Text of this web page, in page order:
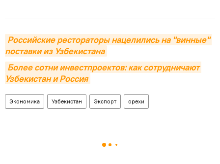
Российские рестораторы нацелились на "винные"
поставки из Узбекистана
Более сотни инвестпроектов: как сотрудничают
Узбекистан и Россия
Экономика Узбекистан Экспорт орехи